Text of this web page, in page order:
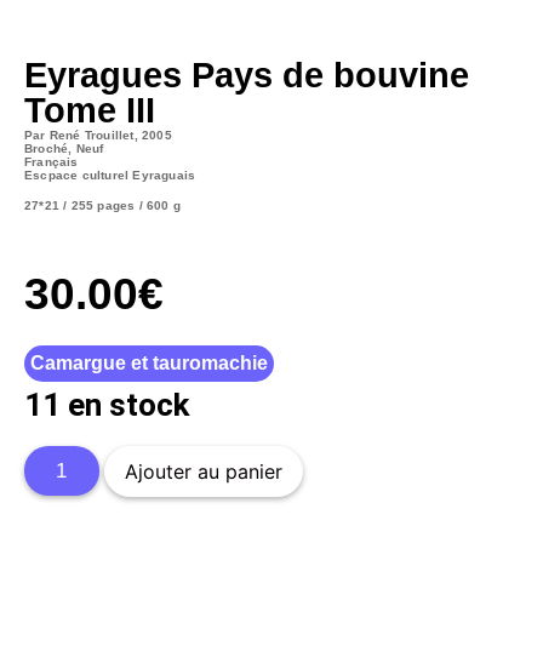
Eyragues Pays de bouvine
Tome III
Par René Trouillet, 2005
Broché, Neuf
Français
Escpace culturel Eyraguais
27*21 / 255 pages / 600 g
30.00€
Camargue et tauromachie
11 en stock
Ajouter au panier